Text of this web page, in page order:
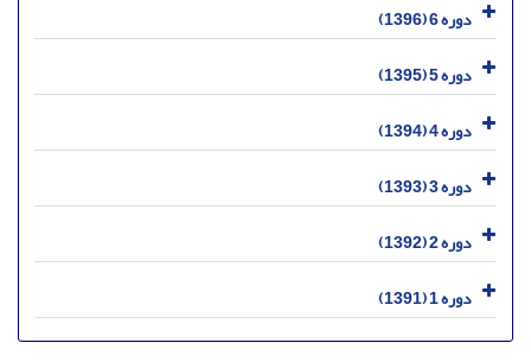
دوره 6 (1396)
دوره 5 (1395)
دوره 4 (1394)
دوره 3 (1393)
دوره 2 (1392)
دوره 1 (1391)